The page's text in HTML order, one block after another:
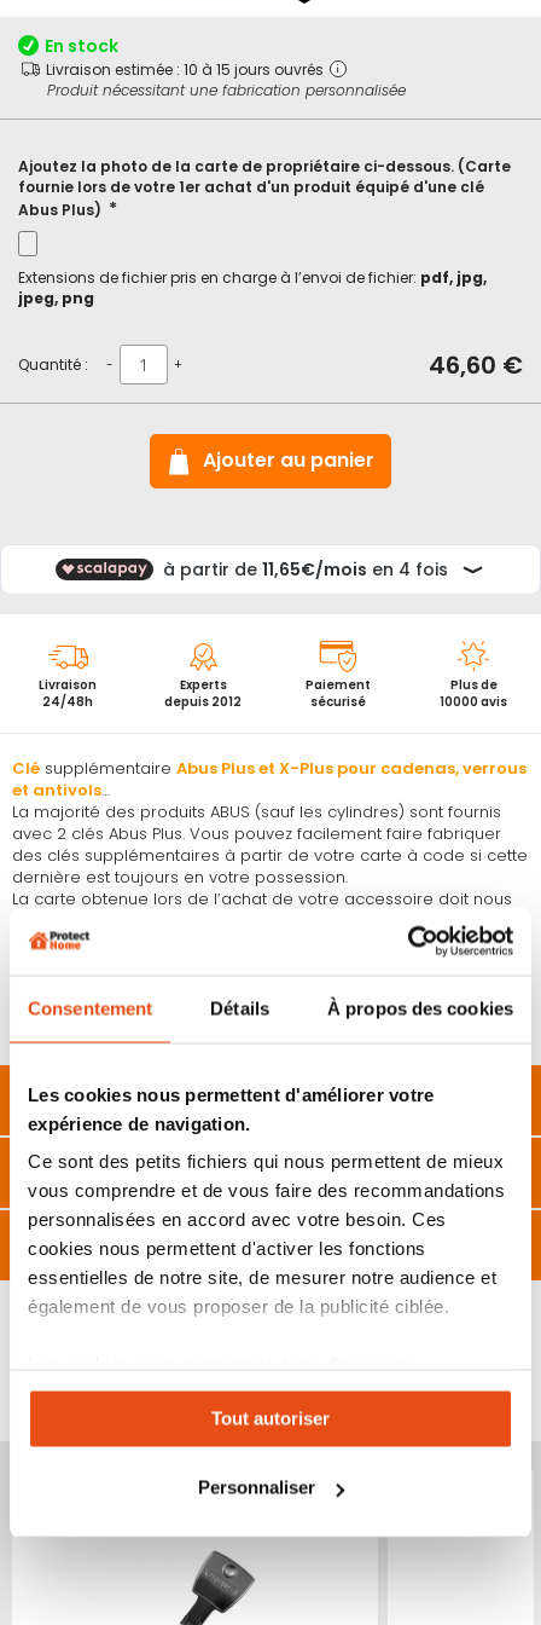
Consentement Détails À propos des cookies
Les cookies nous permettent d'améliorer votre
expérience de navigation.
Ce sont des petits fichiers qui nous permettent de mieux
vous comprendre et de vous faire des recommandations
personnalisées en accord avec votre besoin. Ces
cookies nous permettent d'activer les fonctions
essentielles de notre site, de mesurer notre audience et
également de vous proposer de la publicité ciblée.
expérience personnalisée sur notre site. Vous pouvez
changer votre choix à n'importe quel moment. Refuser
tous les cookies peut limiter certaines fonctionnalités.
Tout autoriser
Personnaliser
de
la
Galerie
Clé supplémentaire Abus Plus et X-Plus pour cadenas, verrous
et antivols…
La majorité des produits ABUS (sauf les cylindres) sont fournis
avec 2 clés Abus Plus. Vous pouvez facilement faire fabriquer
des clés supplémentaires à partir de votre carte à code si cette
dernière est toujours en votre possession.
La carte obtenue lors de l’achat de votre accessoire doit nous
être transmise sous forme de photo ou photocopie pour que
nous fabriquions directement auprès d’ABUS
votre double de
Compatible avec tous les verrous, antivols, cadenas etc équipés
En stock
Livraison estimée : 10 à 15 jours ouvrés
Produit nécessitant une fabrication personnalisée
Ajoutez la photo de la carte de propriétaire ci-dessous. (Carte
fournie lors de votre 1er achat d'un produit équipé d'une clé
Abus Plus)
Extensions de fichier pris en charge à l’envoi de fichier: pdf, jpg,
jpeg, png
Quantité : - + 46,60 €
Ajouter au panier
Livraison
24/48h
Experts
depuis 2012
Paiement
sécurisé
Plus de
10000 avis
Description
Caractéristiques
Avis